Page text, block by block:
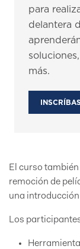
para
delantera
más.
El curso
remoción de
una
Los